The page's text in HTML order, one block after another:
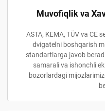
Muvofiqlik va
ASTA, KEMA, TÜV va CE
dvigatelni boshqarish
standartlarga javob
samarali va ishonchli
bozorlardagi